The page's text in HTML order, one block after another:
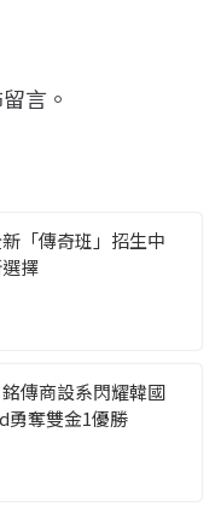
言。
「傳奇班」招生中
擇
傳商設系閃耀韓國
勇奪雙金1優勝